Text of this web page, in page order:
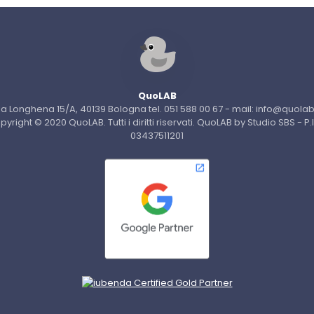
QuoLAB
Longhena 15/A, 40139 Bologna tel. 051 588 00 67 - mail:
© 2020 QuoLAB. Tutti i diritti riservati. QuoLAB by Studio SBS -
03437511201